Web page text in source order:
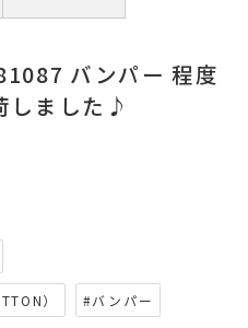
バンパー 程度
しました♪
） #バンパー